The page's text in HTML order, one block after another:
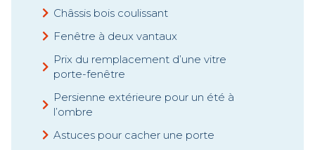
Châssis bois coulissant
Fenêtre à deux vantaux
Prix du remplacement d’une vitre
porte-fenêtre
Persienne extérieure pour un été à
l’ombre
Astuces pour cacher une porte